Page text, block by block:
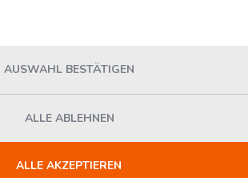
Dienstag, 04. Juli 2023
AUSWAHL BESTÄTIGEN
ALLE ABLEHNEN
ALLE AKZEPTIEREN